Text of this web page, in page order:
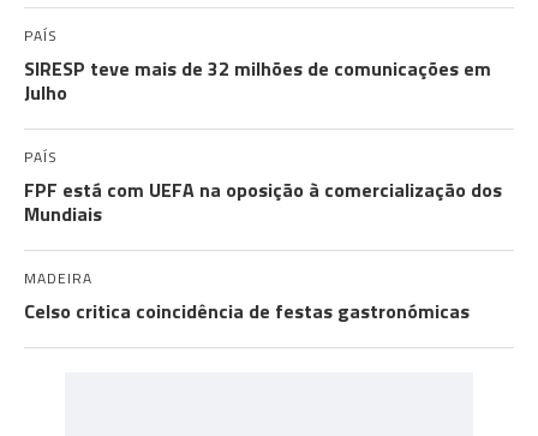
PAÍS
SIRESP teve mais de 32 milhões de comunicações em
Julho
PAÍS
FPF está com UEFA na oposição à comercialização dos
Mundiais
MADEIRA
Celso critica coincidência de festas gastronómicas